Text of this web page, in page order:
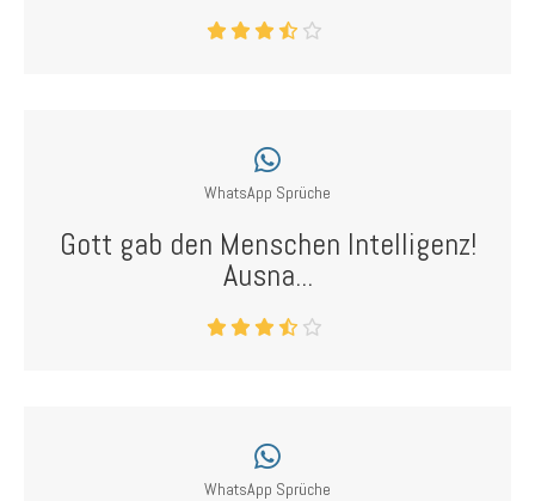
WhatsApp Sprüche
Gott gab den Menschen Intelligenz!
Ausna...
WhatsApp Sprüche